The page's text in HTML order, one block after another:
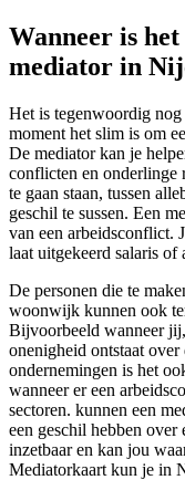
Wanneer is
mediator in
Het is tegenwoordig
moment het slim is om
De mediator kan je
conflicten en onderlinge
te gaan staan, tussen
geschil te sussen. Een
van een arbeidsconflict.
laat uitgekeerd salaris of
De personen die te
woonwijk kunnen ook
Bijvoorbeeld wanneer
onenigheid ontstaat
ondernemingen is het
wanneer er een
sectoren. kunnen een
een geschil hebben
inzetbaar en kan jou
Mediatorkaart kun je in